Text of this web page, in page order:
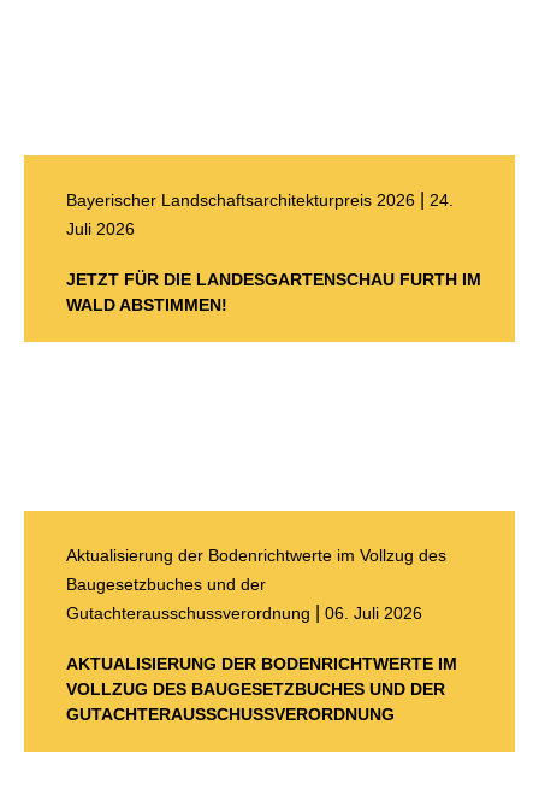
Bayerischer Landschaftsarchitekturpreis 2026
24.
Juli 2026
JETZT FÜR DIE LANDESGARTENSCHAU FURTH IM
WALD ABSTIMMEN!
Aktualisierung der Bodenrichtwerte im Vollzug des
Baugesetzbuches und der
Gutachterausschussverordnung
06. Juli 2026
AKTUALISIERUNG DER BODENRICHTWERTE IM
VOLLZUG DES BAUGESETZBUCHES UND DER
GUTACHTERAUSSCHUSSVERORDNUNG